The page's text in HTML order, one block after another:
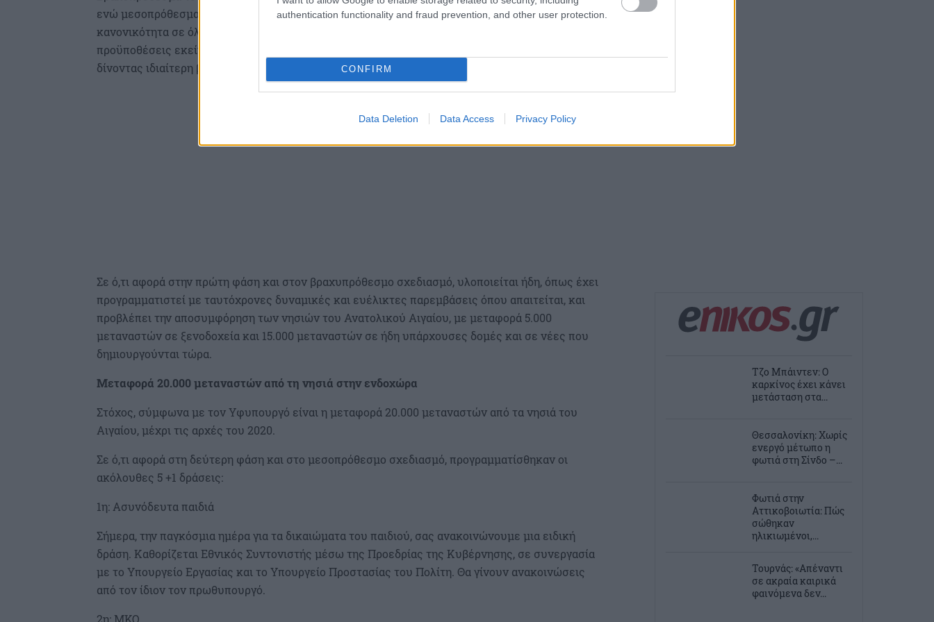
authentication functionality and fraud prevention, and other user protection.
CONFIRM
Data Deletion Data Access Privacy Policy
ενώ μεσοπρόθεσμα υλοποιείται αριθμός δράσεων με σκοπό, όχι μόνο να επανέλθει η
κανονικότητα σε όλες τις πτυχές της ζωής του ελληνικού λαού, αλλά να δημιουργηθούν οι
προϋποθέσεις εκείνες, ώστε να θωρακιστεί η χώρα, από παρόμοιες μελλοντικές απειλές,
δίνοντας ιδιαίτερη βαρύτητα στην αποτροπή.
Σε ό,τι αφορά στην πρώτη φάση και στον βραχυπρόθεσμο σχεδιασμό, υλοποιείται ήδη, όπως έχει
προγραμματιστεί με ταυτόχρονες δυναμικές και ευέλικτες παρεμβάσεις όπου απαιτείται, και
προβλέπει την αποσυμφόρηση των νησιών του Ανατολικού Αιγαίου, με μεταφορά 5.000
μεταναστών σε ξενοδοχεία και 15.000 μεταναστών σε ήδη υπάρχουσες δομές και σε νέες που
δημιουργούνται τώρα.
Μεταφορά 20.000 μεταναστών απότη νησιά στην ενδοχώρα
Στόχος, σύμφωνα με τον Υφυπουργό είναι η μεταφορά 20.000 μεταναστών από τα νησιά του
Αιγαίου, μέχρι τις αρχές του 2020.
Σε ό,τι αφορά στη δεύτερη φάση και στο μεσοπρόθεσμο σχεδιασμό, προγραμματίσθηκαν οι
ακόλουθες 5 +1 δράσεις:
1η: Ασυνόδευτα παιδιά
Σήμερα, την παγκόσμια ημέρα για τα δικαιώματα του παιδιού, σας ανακοινώνουμε μια ειδική
δράση. Καθορίζεται Εθνικός Συντονιστής μέσω της Προεδρίας της Κυβέρνησης, σε συνεργασία
με το Υπουργείο Εργασίας και το Υπουργείο Προστασίας του Πολίτη. Θα γίνουν ανακοινώσεις
από τον ίδιον τον πρωθυπουργό.
2η: ΜΚΟ
Τζο Μπάιντεν: Ο
καρκίνος έχει κάνει
μετάσταση στα...
Θεσσαλονίκη: Χωρίς
ενεργό μέτωπο η
φωτιά στη Σίνδο –...
Φωτιά στην
Αττικοβοιωτία: Πώς
σώθηκαν
ηλικιωμένοι,...
Τουρνάς: «Απέναντι
σε ακραία καιρικά
φαινόμενα δεν...